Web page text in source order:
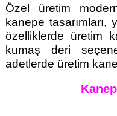
Özel üretim
kanepe tasarımları,
özelliklerde üretim
kumaş deri
adetlerde üretim